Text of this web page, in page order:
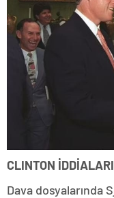
CLINTON
Dava dosyalarında